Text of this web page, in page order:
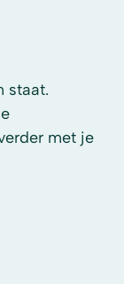
staat.
met je